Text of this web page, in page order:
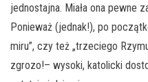
jednostajna. Miała ona pewne
Ponieważ (jednak!), po
miru”, czy też „trzeciego
zgrozo!– wysoki, katolicki